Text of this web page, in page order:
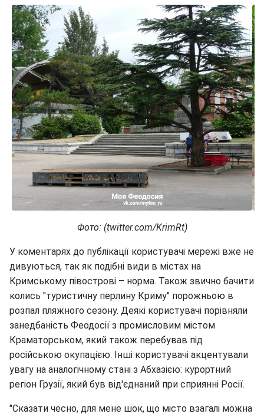
Фото: (twitter.com/KrimRt)
У коментарях до публікації користувачі мережі вже не
дивуються, так як подібні види в містах на
Кримському півострові – норма. Також звично бачити
колись "туристичну перлину Криму" порожньою в
розпал пляжного сезону. Деякі користувачі порівняли
занедбаність Феодосії з промисловим містом
Краматорськом, який також перебував під
російською окупацією. Інші користувачі акцентували
увагу на аналогічному стані з Абхазією: курортний
регіон Грузії, який був від'єднаний при сприянні Росії.
"Сказати чесно, для мене шок, що місто взагалі можна